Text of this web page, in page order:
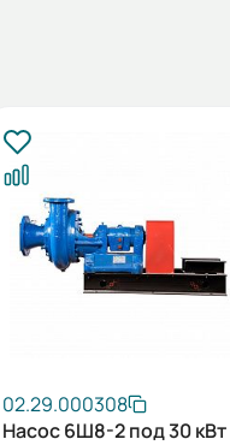
02.29.000308
Насос 6Ш8-2 под 30 кВт